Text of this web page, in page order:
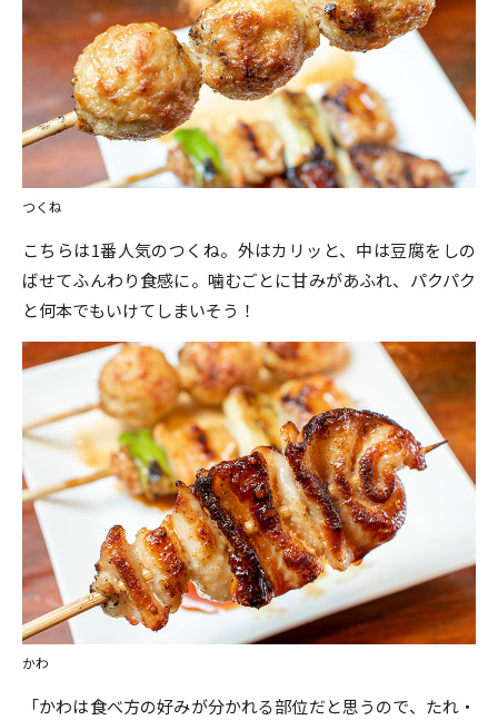
つくね
こちらは1番人気のつくね。外はカリッと、中は豆腐をしの
ばせてふんわり食感に。噛むごとに甘みがあふれ、パクパク
と何本でもいけてしまいそう！
かわ
「かわは食べ方の好みが分かれる部位だと思うので、たれ・